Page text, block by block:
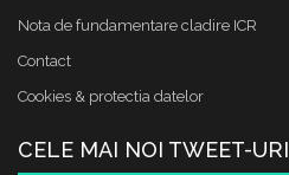
Nota de fundamentare cladire ICR
Contact
Cookies & protectia datelor
CELE MAI NOI TWEET-URI